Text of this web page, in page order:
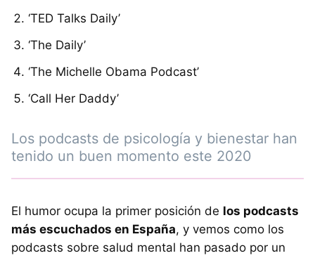
‘TED Talks Daily’
‘The Daily’
‘The Michelle Obama Podcast’
‘Call Her Daddy’
Los podcasts de psicología y bienestar han
tenido un buen momento este 2020
El humor ocupa la primer posición de los podcasts
más escuchados en España, y vemos como los
podcasts sobre salud mental han pasado por un